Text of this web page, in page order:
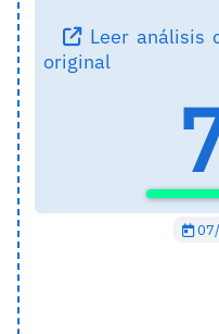
Leer análisis
original